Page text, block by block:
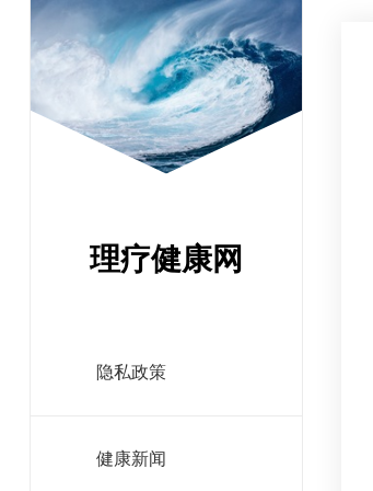
理疗健康网
隐私政策
健康新闻